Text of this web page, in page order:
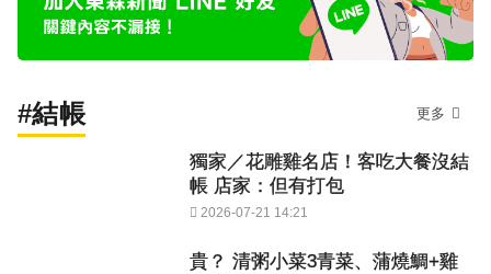
#結帳 更多
獨家／花雕雞名店！客吃大餐沒結
帳 店家：但有打包
2026-07-21 14:21
貴？ 清粥小菜3青菜、蒲燒鯛+雞